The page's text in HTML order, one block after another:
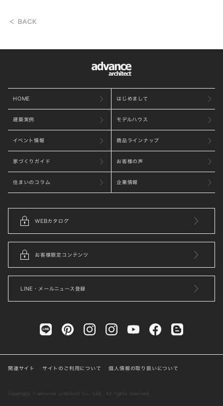
＜ BACK
HOME はじめまして
建築実例 モデルハウス
イベント情報 商品ラインナップ
家づくりガイド お客様の声
住まいのコラム 企業情報
WEBカタログ
お客様限定コンテンツ
LINE・メールニュース登録
関連サイト サイトのご利用について 個人情報の取り扱いについて
Copyright © advance architect Co., Ltd . All rights reserved